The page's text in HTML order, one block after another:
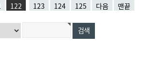
122 123 124 125 다음 맨끝